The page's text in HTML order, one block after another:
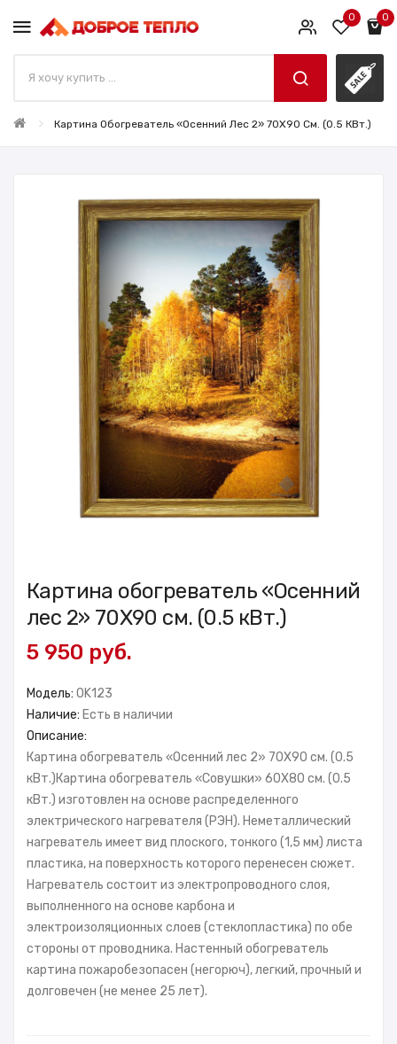
0 0
Картина Обогреватель «Осенний Лес 2» 70X90 См. (0.5 КВт.)
Картина обогреватель «Осенний
лес 2» 70X90 см. (0.5 кВт.)
5 950 руб.
Модель: OK123
Наличие: Есть в наличии
Описание:
Картина обогреватель «Осенний лес 2» 70X90 см. (0.5
кВт.)Картина обогреватель «Cовушки» 60X80 см. (0.5
кВт.) изготовлен на основе распределенного
электрического нагревателя (РЭН). Неметаллический
нагреватель имеет вид плоского, тонкого (1,5 мм) листа
пластика, на поверхность которого перенесен сюжет.
Нагреватель состоит из электропроводного слоя,
выполненного на основе карбона и
электроизоляционных слоев (стеклопластика) по обе
стороны от проводника. Настенный обогреватель
картина пожаробезопасен (негорюч), легкий, прочный и
долговечен (не менее 25 лет).